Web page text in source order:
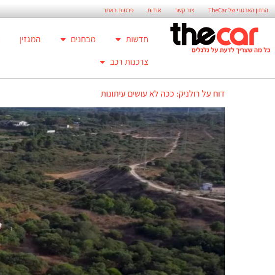
החזון הארגוני של TheCar צור קשר אודות פרסום באתר
חדשות מבחנים המגזין
צרכנות רכב
דוח על רולניק: ככה לא עושים עיתונות